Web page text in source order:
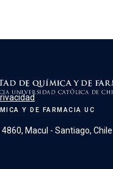
Y DE FARMACIA UC
Macul - Santiago, Chile